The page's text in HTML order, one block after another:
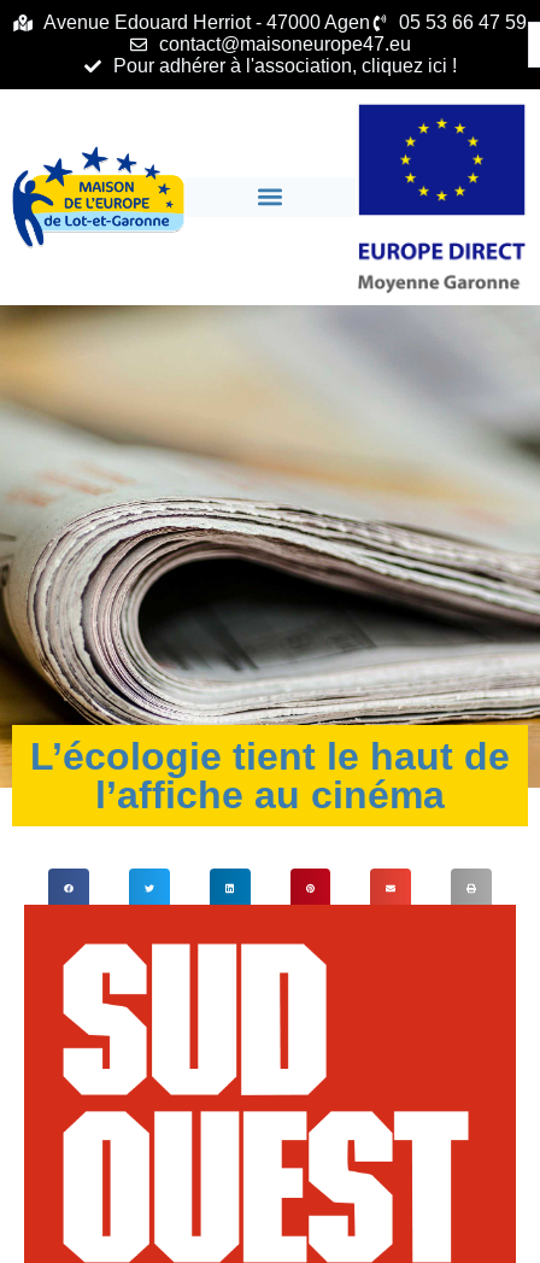
principalAvenue Edouard Herriot - 47000 Agen
05 53 66 47 59
contact@maisoneurope47.eu
Pour adhérer à l'association, cliquez ici !
L’écologie tient le haut de
l’affiche au cinéma